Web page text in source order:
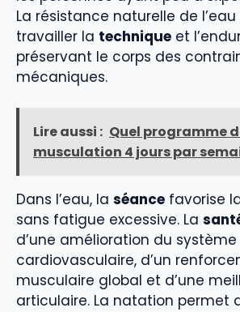
La résistance naturelle de
travailler la technique et
préservant le corps des
mécaniques.
Lire aussi : Quel programme
musculation 4 jours par
Dans l’eau, la séance favorise
sans fatigue excessive. La
d’une amélioration du système
cardiovasculaire, d’un
musculaire global et d’une
articulaire. La natation permet